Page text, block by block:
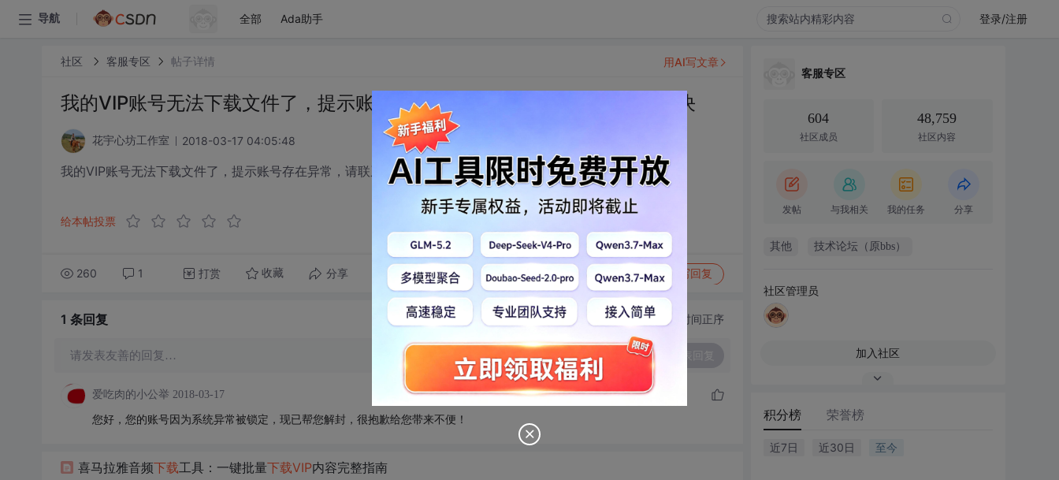
导航 全部 Ada助手 登录/注册
社区 客服专区 帖子详情
我的VIP账号无法下载文件了，提示账号存在异常，请联系站内客服，请解决
花宇心坊工作室 2018-03-17 04:05:48
我的VIP账号无法下载文件了，提示账号存在异常，请联系站内客服，请解决
给本帖投票
260 1 打赏 收藏 分享 转发到动态 举报 写回复
用AI写文章
1 条回复 切换为时间正序
请发表友善的回复…
爱吃肉的小公举 2018-03-17
您好，您的账号因为系统异常被锁定，现已帮您解封，很抱歉给您带来不便！
喜马拉雅音频下载工具：一键批量下载VIP内容完整指南
客服专区
604
社区成员
48,759
社区内容
发帖 与我相关 我的任务 分享
其他 技术论坛（原bbs）
社区管理员
加入社区
积分榜 荣誉榜
近7日 近30日 至今